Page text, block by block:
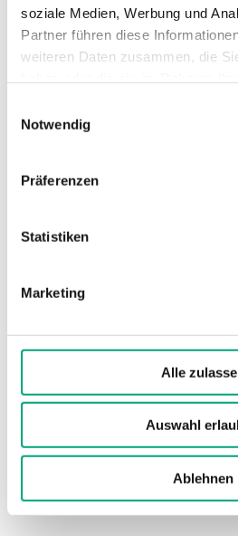
soziale Medien, Werbung und
Partner führen diese
weiteren Daten zusammen, die
Notwendig
Präferenzen
Statistiken
Marketing
Alle
Auswahl
Ablehnen
Schutzart
Abmessungen, außen
(B x H x T)
Gewicht, inkl.
Klemmentyp
Abnehmbare Klemme
Klemmen Drahtstärke
Material, Gehäuse